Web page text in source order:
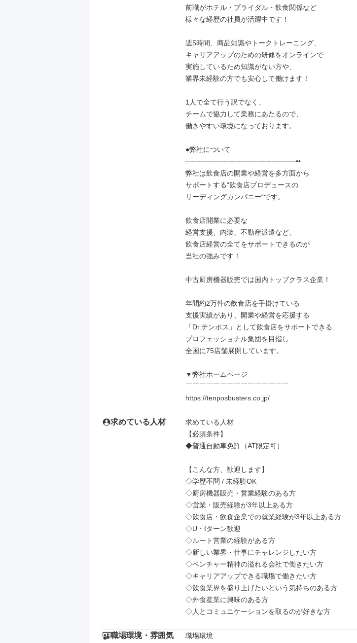
前職がホテル・ブライダル・飲食関係など
様々な経歴の社員が活躍中です！
週5時間、商品知識やトークトレーニング、
キャリアアップのための研修をオンラインで
実施しているため知識がない方や、
業界未経験の方でも安心して働けます！
1人で全て行う訳でなく、
チームで協力して業務にあたるので、
働きやすい環境になっております。
●弊社について
┈┈┈┈┈┈┈┈┈┈┈┈┈┈┈┈••
弊社は飲食店の開業や経営を多方面から
サポートする“飲食店プロデュースの
リーディングカンパニー“です。
飲食店開業に必要な
経営支援、内装、不動産派遣など、
飲食店経営の全てをサポートできるのが
当社の強みです！
中古厨房機器販売では国内トップクラス企業！
年間約2万件の飲食店を手掛けている
支援実績があり、開業や経営を応援する
「Dr.テンポス」として飲食店をサポートできる
プロフェッショナル集団を目指し
全国に75店舗展開しています。
▼弊社ホームページ
￣￣￣￣￣￣￣￣￣￣￣￣￣￣￣
https://tenposbusters.co.jp/
求めている人材
求めている人材
【必須条件】
◆普通自動車免許（AT限定可）
【こんな方、歓迎します】
◇学歴不問 / 未経験OK
◇厨房機器販売・営業経験のある方
◇営業・販売経験が3年以上ある方
◇飲食店・飲食企業での就業経験が3年以上ある方
◇U・Iターン歓迎
◇ルート営業の経験がある方
◇新しい業界・仕事にチャレンジしたい方
◇ベンチャー精神の溢れる会社で働きたい方
◇キャリアアップできる職場で働きたい方
◇飲食業界を盛り上げたいという気持ちのある方
◇外食産業に興味のある方
◇人とコミュニケーションを取るのが好きな方
職場環境・雰囲気
職場環境